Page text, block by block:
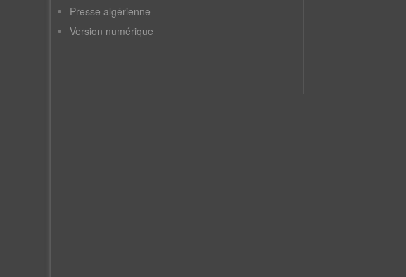
Presse algérienne
Version numérique